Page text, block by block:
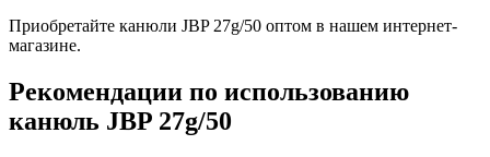
Приобретайте канюли JBP 27g/50 оптом в нашем интернет-
магазине.
Рекомендации по использованию
канюль JBP 27g/50